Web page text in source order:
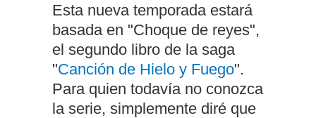
Esta nueva temporada estará
basada en "Choque de reyes",
el segundo libro de la saga
"Canción de Hielo y Fuego".
Para quien todavía no conozca
la serie, simplemente diré que